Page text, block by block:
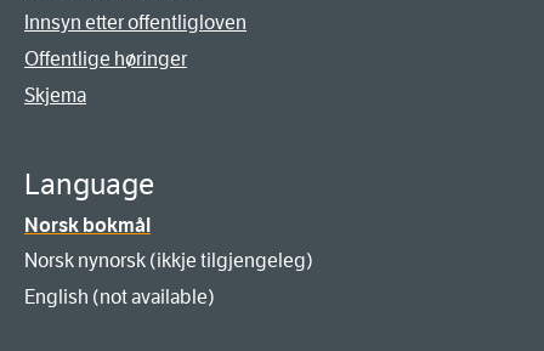
Innsyn etter offentligloven
Offentlige høringer
Skjema
Language
Norsk bokmål
Norsk nynorsk (ikkje tilgjengeleg)
English (not available)